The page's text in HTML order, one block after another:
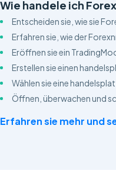
Wie handele ich
Entscheiden sie, wie sie
Erfahren sie, wie der
Eröffnen sie ein
Erstellen sie einen
Wählen sie eine
Öffnen, überwachen und
Erfahren sie mehr und